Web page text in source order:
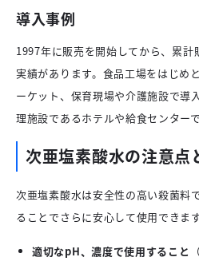
導入事例
1997年に販売を開始してから、累
実績があります。食品工場をはじめ
ーケット、保育現場や介護施設で導
理施設であるホテルや給食センター
次亜塩素酸水の注意点
次亜塩素酸水は安全性の高い殺菌料
ることでさらに安心して使用できます
適切なpH、濃度で使用すること